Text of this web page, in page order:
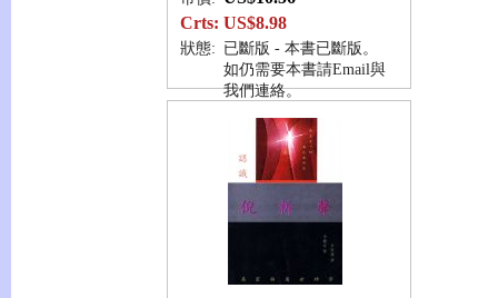
Crts: US$8.98
狀態: 已斷版 - 本書已斷版。
如仍需要本書請Email與
我們連絡。